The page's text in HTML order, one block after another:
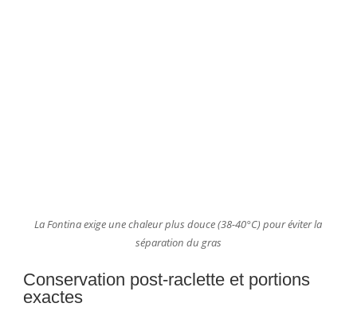
La Fontina exige une chaleur plus douce (38-40°C) pour éviter la
séparation du gras
Conservation post-raclette et portions
exactes